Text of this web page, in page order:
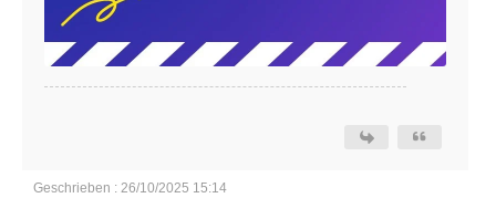
Geschrieben : 26/10/2025 15:14